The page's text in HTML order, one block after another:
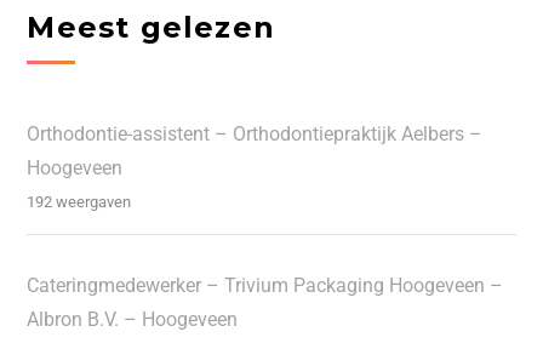
Meest gelezen
Orthodontie-assistent – Orthodontiepraktijk Aelbers –
Hoogeveen
192 weergaven
Cateringmedewerker – Trivium Packaging Hoogeveen –
Albron B.V. – Hoogeveen